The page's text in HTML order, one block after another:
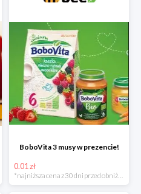
BoboVita 3 musy w prezencie!
0.01 zł
*najniższa cena z 30 dni przed obniżką